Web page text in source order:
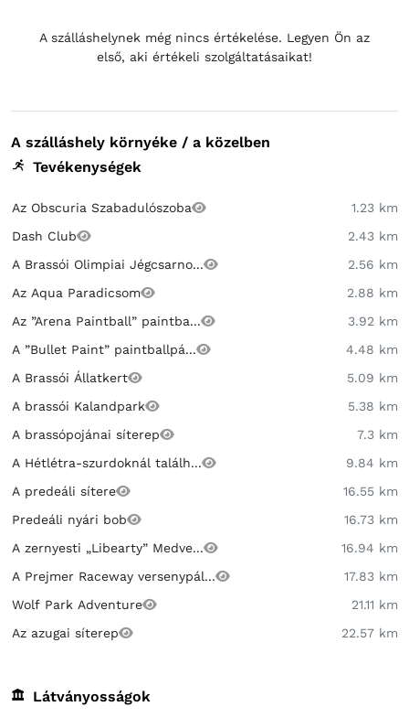
A szálláshelynek még nincs értékelése. Legyen Ön az
első, aki értékeli szolgáltatásaikat!
A szálláshely környéke / a közelben
Tevékenységek
Az Obscuria Szabadulószoba
1.23 km
Dash Club
2.43 km
A Brassói Olimpiai Jégcsarno...
2.56 km
Az Aqua Paradicsom
2.88 km
Az ”Arena Paintball” paintba...
3.92 km
A ”Bullet Paint” paintballpá...
4.48 km
A Brassói Állatkert
5.09 km
A brassói Kalandpark
5.38 km
A brassópojánai síterep
7.3 km
A Hétlétra-szurdoknál találh...
9.84 km
A predeáli sítere
16.55 km
Predeáli nyári bob
16.73 km
A zernyesti „Libearty” Medve...
16.94 km
A Prejmer Raceway versenypál...
17.83 km
Wolf Park Adventure
21.11 km
Az azugai síterep
22.57 km
Látványosságok